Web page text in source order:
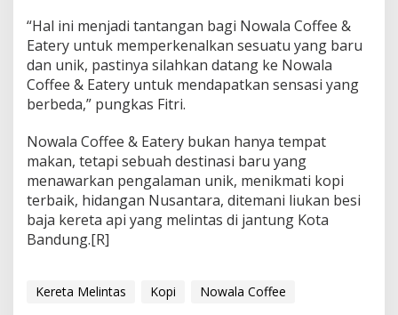
“Hal ini menjadi tantangan bagi Nowala Coffee &
Eatery untuk memperkenalkan sesuatu yang baru
dan unik, pastinya silahkan datang ke Nowala
Coffee & Eatery untuk mendapatkan sensasi yang
berbeda,” pungkas Fitri.
Nowala Coffee & Eatery bukan hanya tempat
makan, tetapi sebuah destinasi baru yang
menawarkan pengalaman unik, menikmati kopi
terbaik, hidangan Nusantara, ditemani liukan besi
baja kereta api yang melintas di jantung Kota
Bandung.[R]
Kereta Melintas Kopi Nowala Coffee